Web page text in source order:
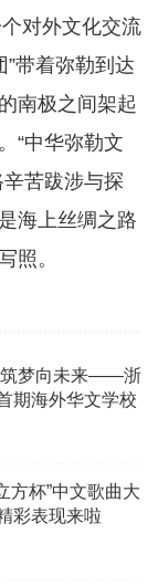
对外文化交流
带着弥勒到达
南极之间架起
“中华弥勒文
苦跋涉与探
海上丝绸之路
照。
筑梦向未来——浙
期海外华文学校
方杯”中文歌曲大
彩表现来啦